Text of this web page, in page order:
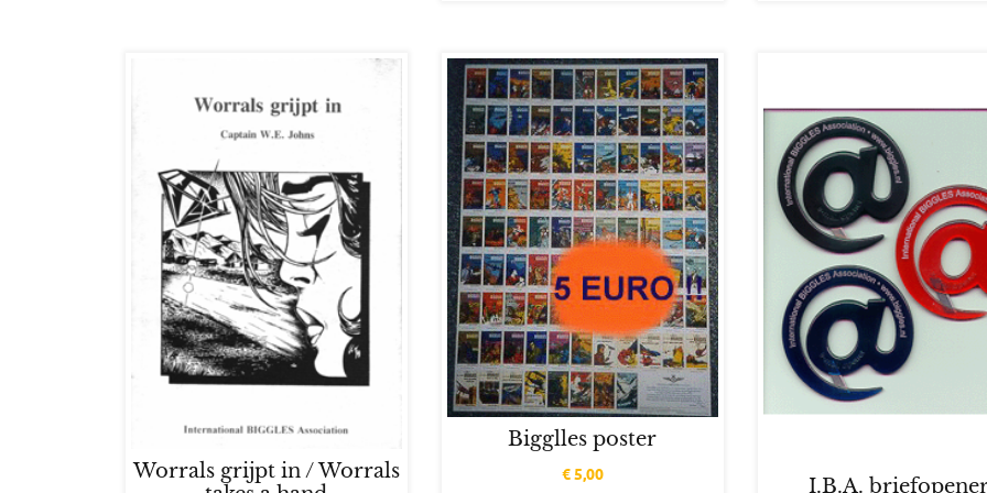
Worrals grijpt in / Worrals
Bigglles poster
€5,00
I.B.A.